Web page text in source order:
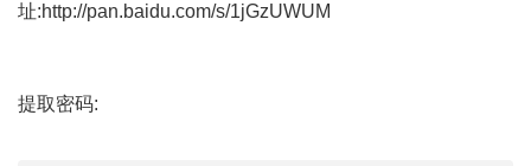
址:http://pan.baidu.com/s/1jGzUWUM
提取密码: